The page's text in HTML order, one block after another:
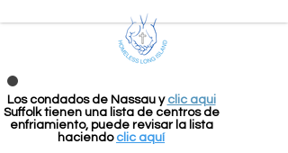
Los condados de Nassau y clic aqui
Suffolk tienen una lista de centros de
enfriamiento, puede revisar la lista
haciendo clic aquí